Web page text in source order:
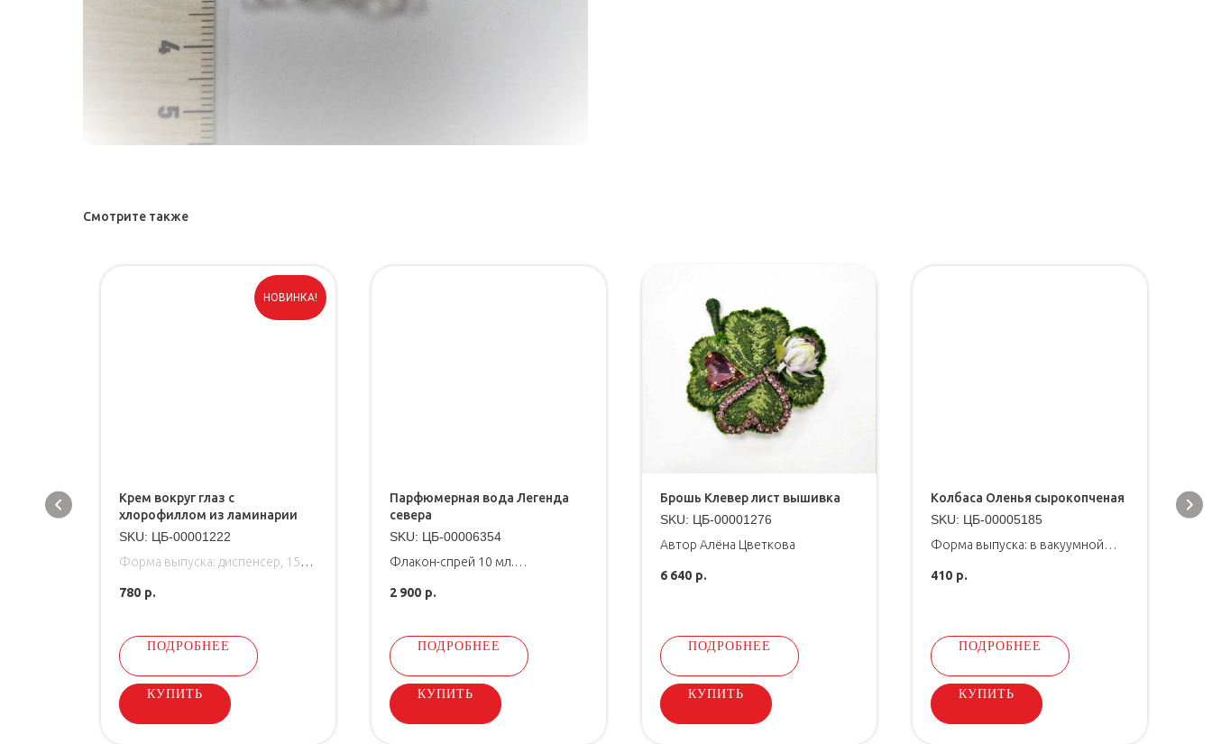
Смотрите также
НОВИНКА!
Крем вокруг глаз с
хлорофиллом из ламинарии
SKU: ЦБ-00001222
Форма выпуска: диспенсер, 15
Крем для кожи вокруг глаз
780 р.
ПОДРОБНЕЕ
КУПИТЬ
Парфюмерная вода Легенда
севера
SKU: ЦБ-00006354
Флакон-спрей 10 мл.
2 900 р.
ПОДРОБНЕЕ
КУПИТЬ
Брошь Клевер лист вышивка
SKU: ЦБ-00001276
Автор Алёна Цветкова
6 640 р.
ПОДРОБНЕЕ
КУПИТЬ
Колбаса Оленья сырокопченая
SKU: ЦБ-00005185
Форма выпуска: в вакуумной
410 р.
ПОДРОБНЕЕ
КУПИТЬ